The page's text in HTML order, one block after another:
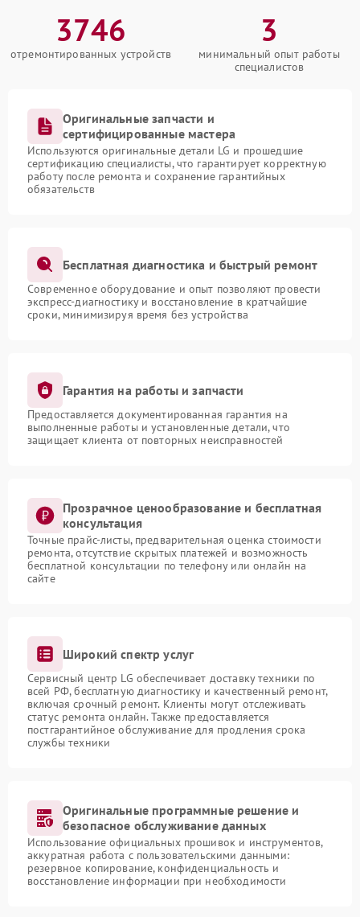
3746
отремонтированных устройств
3
минимальный опыт работы
специалистов
Оригинальные запчасти и
сертифицированные мастера
Используются оригинальные детали LG и прошедшие
сертификацию специалисты, что гарантирует корректную
работу после ремонта и сохранение гарантийных
обязательств
Бесплатная диагностика и быстрый ремонт
Современное оборудование и опыт позволяют провести
экспресс-диагностику и восстановление в кратчайшие
сроки, минимизируя время без устройства
Гарантия на работы и запчасти
Предоставляется документированная гарантия на
выполненные работы и установленные детали, что
защищает клиента от повторных неисправностей
Прозрачное ценообразование и бесплатная
консультация
Точные прайс-листы, предварительная оценка стоимости
ремонта, отсутствие скрытых платежей и возможность
бесплатной консультации по телефону или онлайн на
сайте
Широкий спектр услуг
Сервисный центр LG обеспечивает доставку техники по
всей РФ, бесплатную диагностику и качественный ремонт,
включая срочный ремонт. Клиенты могут отслеживать
статус ремонта онлайн. Также предоставляется
постгарантийное обслуживание для продления срока
службы техники
Оригинальные программные решение и
безопасное обслуживание данных
Использование официальных прошивок и инструментов,
аккуратная работа с пользовательскими данными:
резервное копирование, конфиденциальность и
восстановление информации при необходимости